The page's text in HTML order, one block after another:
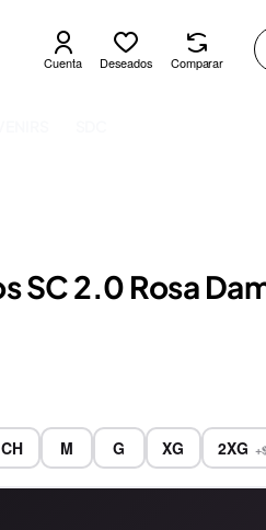
Cuenta Deseados Comparar
SC 2.0 Rosa
CH M G XG 2XG